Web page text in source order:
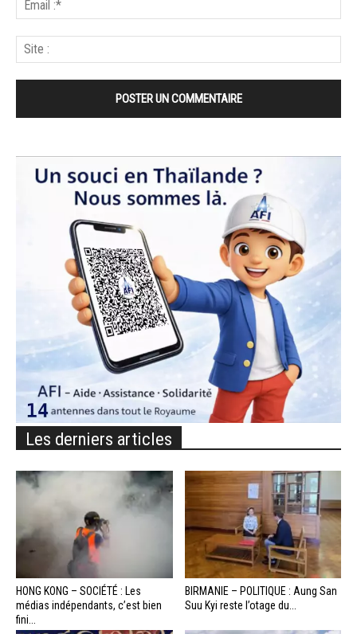
Les derniers articles
HONG KONG – SOCIÉTÉ : Les
médias indépendants, c’est bien
fini...
BIRMANIE – POLITIQUE : Aung San
Suu Kyi reste l’otage du...